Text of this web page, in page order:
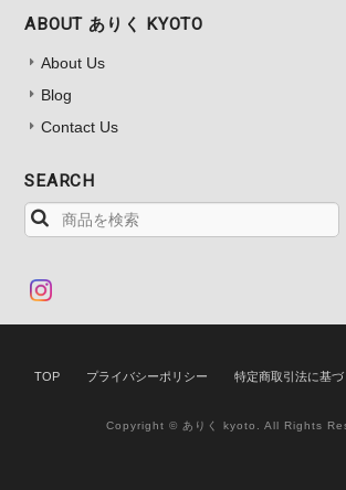
ABOUT ありく KYOTO
About Us
Blog
Contact Us
SEARCH
TOP プライバシーポリシー 特定商取引法に基
Copyright © ありく kyoto. All Rights